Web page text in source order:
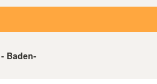
Baden-